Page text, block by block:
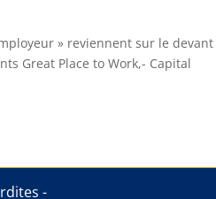
» reviennent sur le devant
Great Place to Work,- Capital
-